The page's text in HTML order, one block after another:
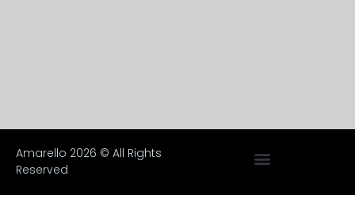
Amarello 2026 © All Rights
Reserved